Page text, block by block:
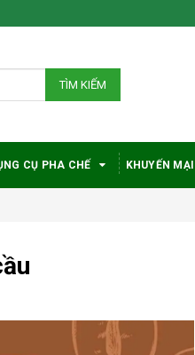
TÌM KIẾM
CỤ PHA CHẾ KHUYẾN MẠI
robusta rang mộc
được đánh giá cao